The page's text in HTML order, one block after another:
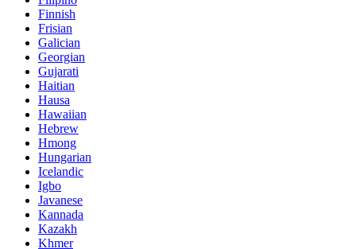
Finnish
Frisian
Galician
Georgian
Gujarati
Haitian
Hausa
Hawaiian
Hebrew
Hmong
Hungarian
Icelandic
Igbo
Javanese
Kannada
Kazakh
Khmer